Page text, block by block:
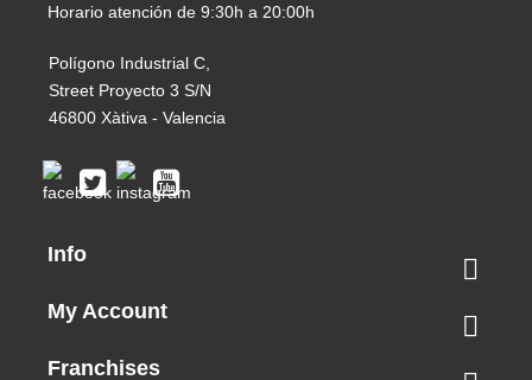
Horario atención de 9:30h a 20:00h
Polígono Industrial C,
Street Proyecto 3 S/N
46800 Xàtiva - Valencia
Info 
My Account 
Franchises